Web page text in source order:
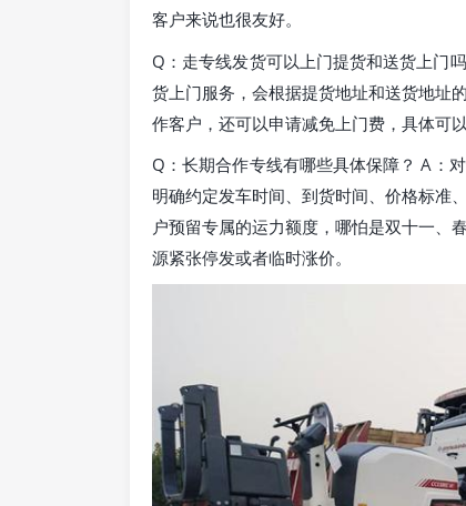
客户来说也很友好。
Q：走专线发货可以上门提货和送货上门
货上门服务，会根据提货地址和送货地址
作客户，还可以申请减免上门费，具体可
Q：长期合作专线有哪些具体保障？ A：
明确约定发车时间、到货时间、价格标准
户预留专属的运力额度，哪怕是双十一、
源紧张停发或者临时涨价。